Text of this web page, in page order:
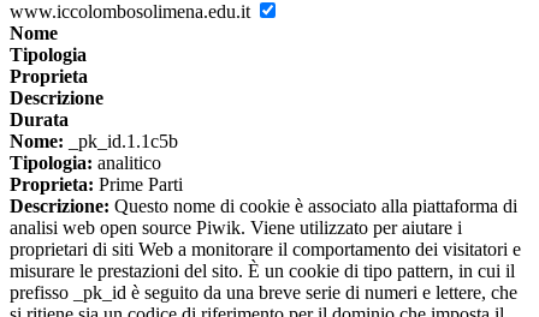
www.iccolombosolimena.edu.it
Nome
Tipologia
Proprieta
Descrizione
Durata
Nome: _pk_id.1.1c5b
Tipologia: analitico
Proprieta: Prime Parti
Descrizione: Questo nome di cookie è associato alla piattaforma di
analisi web open source Piwik. Viene utilizzato per aiutare i
proprietari di siti Web a monitorare il comportamento dei visitatori e
misurare le prestazioni del sito. È un cookie di tipo pattern, in cui il
prefisso _pk_id è seguito da una breve serie di numeri e lettere, che